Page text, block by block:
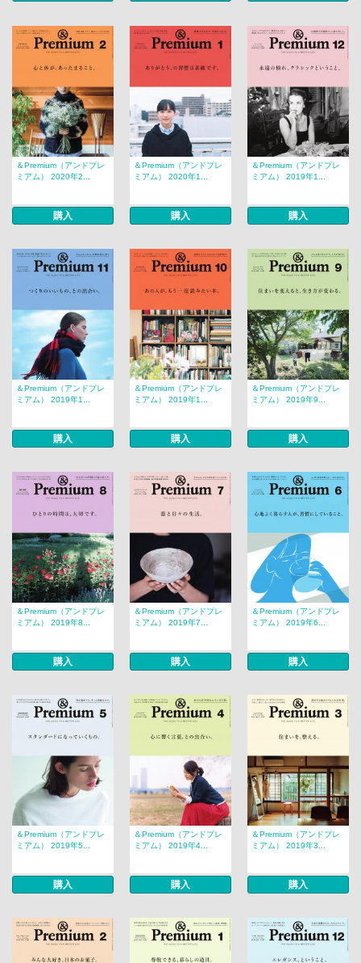
＆Premium（アンドプレ
ミアム） 2020年2...
購入
＆Premium（アンドプレ
ミアム） 2020年1...
購入
＆Premium（アンドプレ
ミアム） 2019年1...
購入
＆Premium（アンドプレ
ミアム） 2019年1...
購入
＆Premium（アンドプレ
ミアム） 2019年1...
購入
＆Premium（アンドプレ
ミアム） 2019年9...
購入
＆Premium（アンドプレ
ミアム） 2019年8...
購入
＆Premium（アンドプレ
ミアム） 2019年7...
購入
＆Premium（アンドプレ
ミアム） 2019年6...
購入
＆Premium（アンドプレ
ミアム） 2019年5...
購入
＆Premium（アンドプレ
ミアム） 2019年4...
購入
＆Premium（アンドプレ
ミアム） 2019年3...
購入